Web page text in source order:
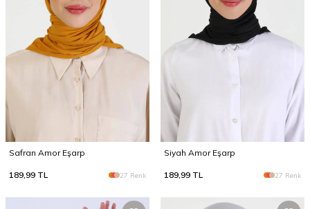
Safran Amor Eşarp
189,99 TL 27 Renk
Siyah Amor Eşarp
189,99 TL 27 Renk